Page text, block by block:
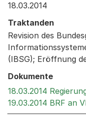
18.03.2014
Traktanden
Revision des
(IBSG); Eröffnung
Dokumente
18.03.2014
19.03.2014 BRF an